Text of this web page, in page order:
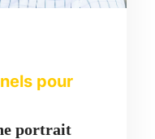
pour
portrait